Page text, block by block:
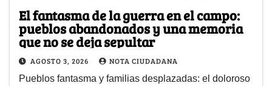
El fantasma de la guerra en el campo:
pueblos abandonados y una memoria
que no se deja sepultar
AGOSTO 3, 2026 NOTA CIUDADANA
Pueblos fantasma y familias desplazadas: el doloroso